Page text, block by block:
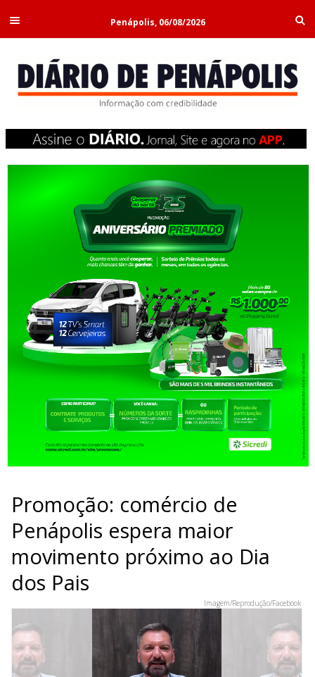
Penápolis, 06/08/2026
Promoção: comércio de
Penápolis espera maior
movimento próximo ao Dia
dos Pais
Imagem/Reprodução/Facebook